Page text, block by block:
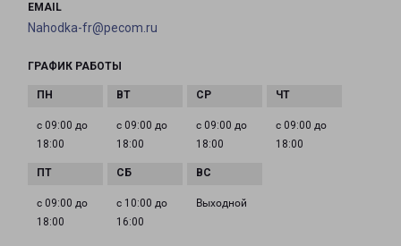
EMAIL
Nahodka-fr@pecom.ru
ГРАФИК РАБОТЫ
с 09:00 до
18:00
с 09:00 до
18:00
с 09:00 до
18:00
с 09:00 до
18:00
с 09:00 до
18:00
с 10:00 до
16:00
Выходной